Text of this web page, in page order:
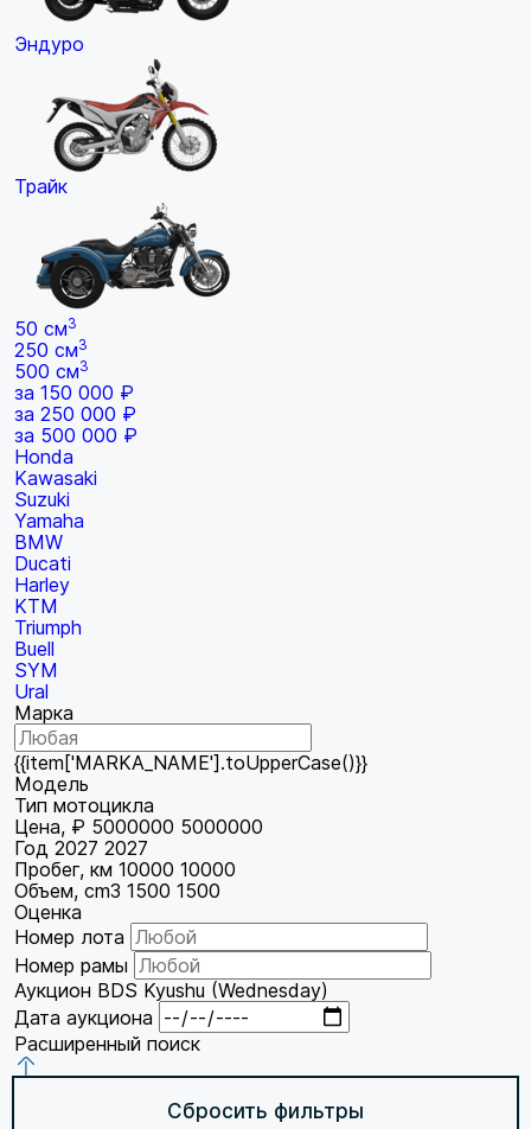
Эндуро
Трайк
50 см3
250 см3
500 см3
за 150 000 ₽
за 250 000 ₽
за 500 000 ₽
Honda
Kawasaki
Suzuki
Yamaha
BMW
Ducati
Harley
KTM
Triumph
Buell
SYM
Ural
Марка
{{item['MARKA_NAME'].toUpperCase()}}
Модель
Тип мотоцикла
Цена, ₽ 5000000 5000000
Год 2027 2027
Пробег, км 10000 10000
Объем, cm3 1500 1500
Оценка
Номер лота
Номер рамы
Аукцион BDS Kyushu (Wednesday)
Дата аукциона
Расширенный поиск
Сбросить фильтры